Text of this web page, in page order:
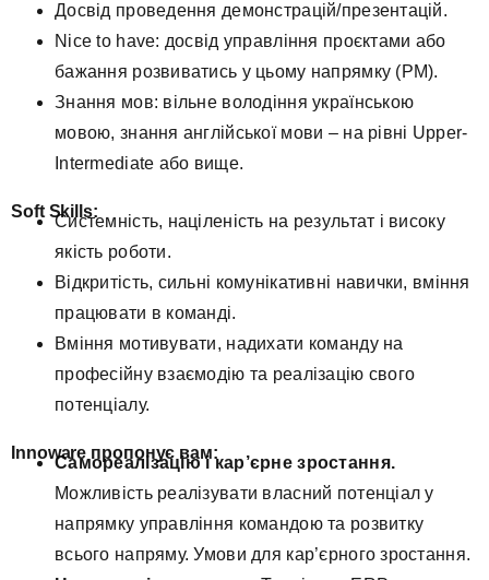
Досвід проведення демонстрацій/презентацій.
Nice to have: досвід управління проєктами або
бажання розвиватись у цьому напрямку (PM).
Знання мов: вільне володіння українською
мовою, знання англійської мови – на рівні Upper-
Intermediate або вище.
Soft Skills:
Системність, націленість на результат і високу
якість роботи.
Відкритість, сильні комунікативні навички, вміння
працювати в команді.
Вміння мотивувати, надихати команду на
професійну взаємодію та реалізацію свого
потенціалу.
Innoware пропонує вам:
Самореалізацію і кар’єрне зростання.
Можливість реалізувати власний потенціал у
напрямку управління командою та розвитку
всього напряму. Умови для кар’єрного зростання.